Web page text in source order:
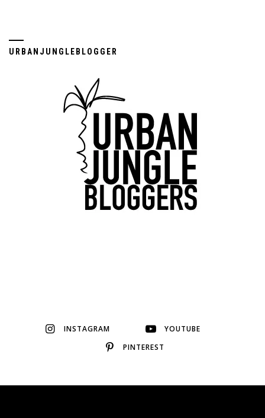
URBANJUNGLEBLOGGER
INSTAGRAM
YOUTUBE
PINTEREST